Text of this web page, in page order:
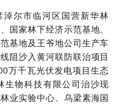
淖尔市临河区国营新华林
、国家林下经济示范基地、
基地及王爷地公司生产车
阻沙入黄河联防联治项目
万千瓦光伏发电项目生态
生物科技有限公司 治沙现
业实验中心、乌梁素海国